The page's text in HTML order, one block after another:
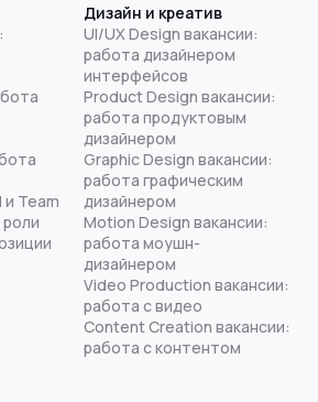
и Team
Дизайн и креатив
UI/UX Design вакансии:
работа дизайнером
интерфейсов
Product Design вакансии:
работа продуктовым
дизайнером
Graphic Design вакансии:
работа графическим
дизайнером
Motion Design вакансии:
работа моушн-
дизайнером
Video Production вакансии:
работа с видео
Content Creation вакансии:
работа с контентом